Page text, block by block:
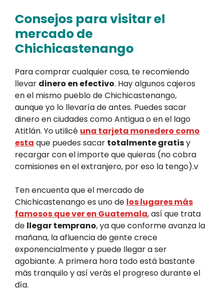
Consejos para visitar el
mercado de
Chichicastenango
Para comprar cualquier cosa, te recomiendo
llevar dinero en efectivo. Hay algunos cajeros
en el mismo pueblo de Chichicastenango,
aunque yo lo llevaría de antes. Puedes sacar
dinero en ciudades como Antigua o en el lago
Atitlán. Yo utilicé una tarjeta monedero como
esta que puedes sacar totalmente gratisy
recargar con el importe que quieras (no cobra
comisiones en el extranjero, por eso la tengo).v
Ten encuenta que el mercado de
Chichicastenango es uno de los lugares más
famosos que ver en Guatemala, así que trata
de llegar temprano, ya que conforme avanza la
mañana, la afluencia de gente crece
exponencialmente y puede llegar a ser
agobiante. A primera hora todo está bastante
más tranquilo y así verás el progreso durante el
día.